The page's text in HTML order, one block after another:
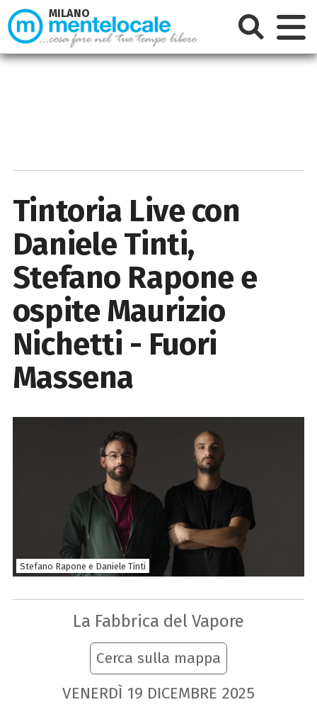
Tintoria Live con
Daniele Tinti,
Stefano Rapone e
ospite Maurizio
Nichetti - Fuori
Massena
Stefano Rapone e Daniele Tinti
La Fabbrica del Vapore
Cerca sulla mappa
VENERDÌ 19 DICEMBRE 2025
MILANO